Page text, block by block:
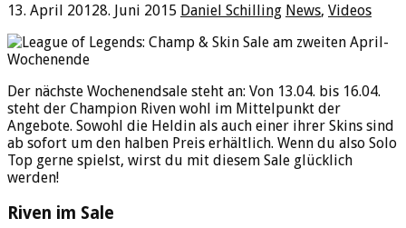
13. April 20128. Juni 2015 Daniel Schilling News, Videos
Der nächste Wochenendsale steht an: Von 13.04. bis 16.04.
steht der Champion Riven wohl im Mittelpunkt der
Angebote. Sowohl die Heldin als auch einer ihrer Skins sind
ab sofort um den halben Preis erhältlich. Wenn du also Solo
Top gerne spielst, wirst du mit diesem Sale glücklich
werden!
Riven im Sale